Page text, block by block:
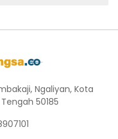
Ngaliyan, Kota
50185